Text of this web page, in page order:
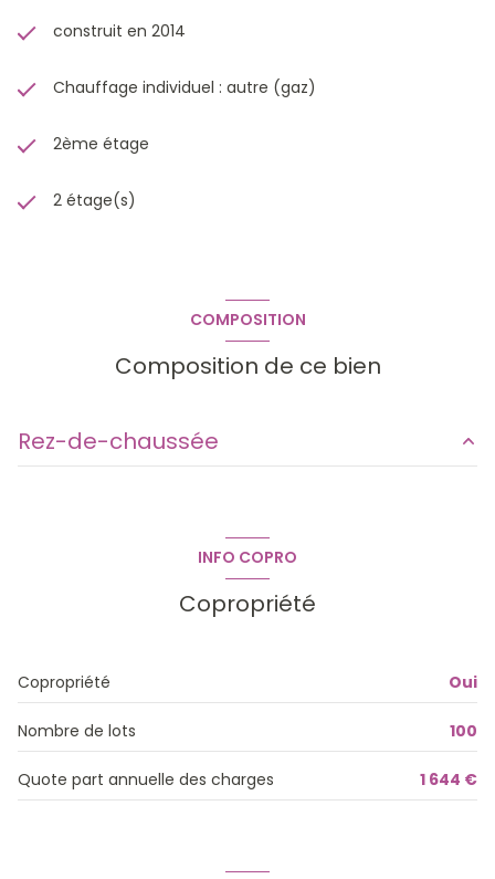
construit en 2014
Chauffage individuel : autre (gaz)
2ème étage
2 étage(s)
COMPOSITION
Composition de ce bien
Rez-de-chaussée
INFO COPRO
Copropriété
Copropriété Oui
Nombre de lots 100
Quote part annuelle des charges 1 644 €